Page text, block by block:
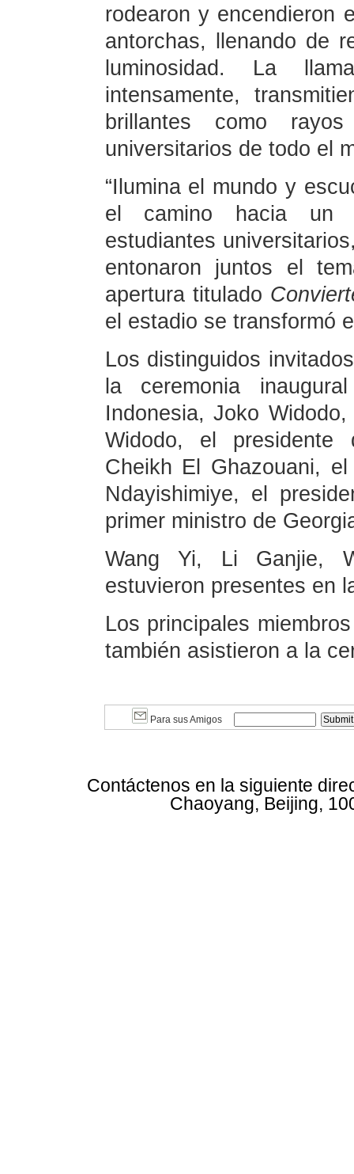
rodearon y encendieron
antorchas, llenando de
luminosidad. La
intensamente,
brillantes como
universitarios de todo el
“Ilumina el mundo y
el camino hacia un
estudiantes
entonaron juntos el
apertura titulado
el estadio se transformó
Los distinguidos
la ceremonia
Indonesia, Joko
Widodo, el presidente
Cheikh El Ghazouani,
Ndayishimiye, el
primer ministro de
Wang Yi, Li Ganjie,
estuvieron presentes en
Los principales
también asistieron a la
Para sus Amigos
Contáctenos en la siguiente
Chaoyang, Beijing,